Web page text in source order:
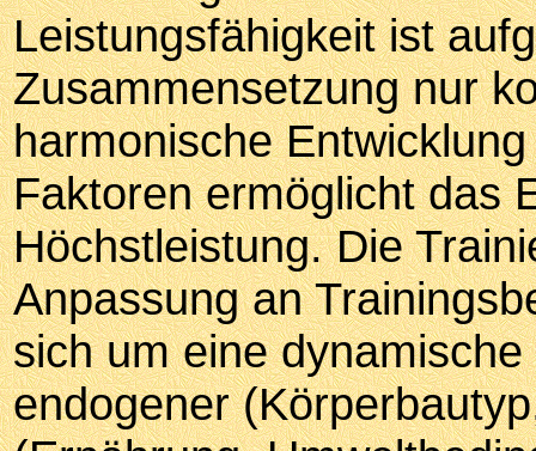
Leistungsfähigkeit ist
Zusammensetzung nur
harmonische
Faktoren ermöglicht das
Höchstleistung. Die
Anpassung an
sich um eine
endogener